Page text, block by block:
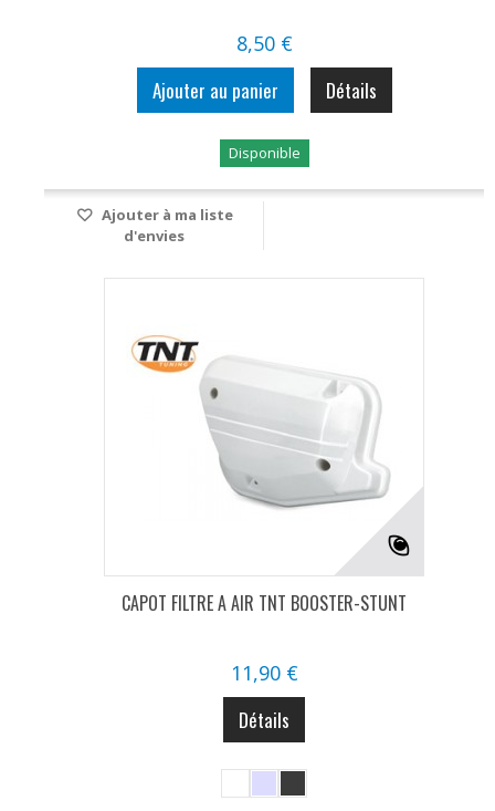
8,50 €
Ajouter au panier Détails
Disponible
Ajouter à ma liste
d'envies
CAPOT FILTRE A AIR TNT BOOSTER-STUNT
11,90 €
Détails